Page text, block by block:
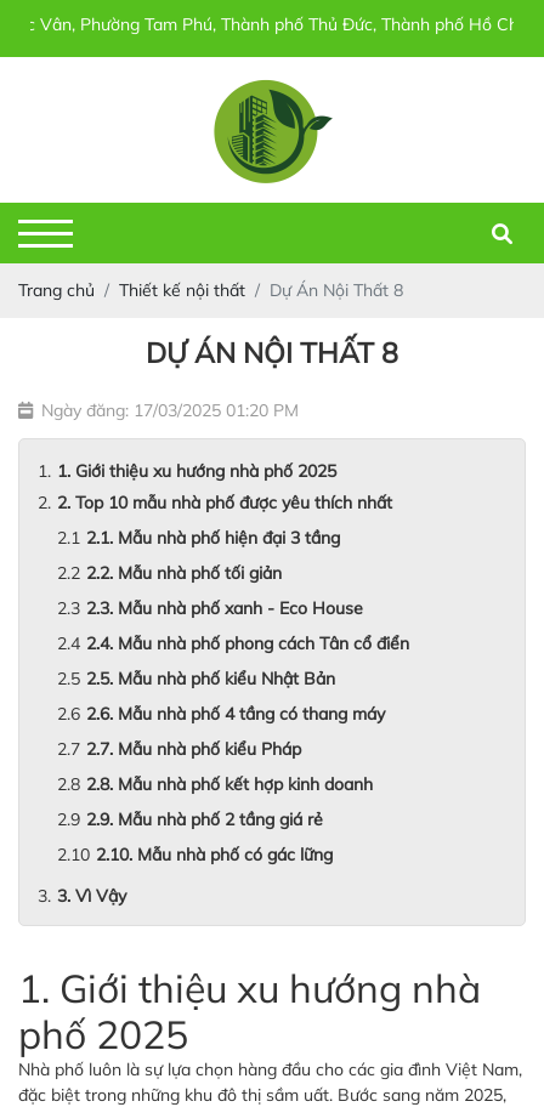
Tam Phú, Thành phố Thủ Đức, Thành phố Hồ Chí Minh
Trang chủ Thiết kế nội thất Dự Án Nội Thất 8
DỰ ÁN NỘI THẤT 8
Ngày đăng: 17/03/2025 01:20 PM
1. Giới thiệu xu hướng nhà phố 2025
2. Top 10 mẫu nhà phố được yêu thích nhất
2.1. Mẫu nhà phố hiện đại 3 tầng
2.2. Mẫu nhà phố tối giản
2.3. Mẫu nhà phố xanh - Eco House
2.4. Mẫu nhà phố phong cách Tân cổ điển
2.5. Mẫu nhà phố kiểu Nhật Bản
2.6. Mẫu nhà phố 4 tầng có thang máy
2.7. Mẫu nhà phố kiểu Pháp
2.8. Mẫu nhà phố kết hợp kinh doanh
2.9. Mẫu nhà phố 2 tầng giá rẻ
2.10. Mẫu nhà phố có gác lững
3. Vì Vậy
1. Giới thiệu xu hướng nhà
phố 2025
Nhà phố luôn là sự lựa chọn hàng đầu cho các gia đình Việt Nam,
đặc biệt trong những khu đô thị sầm uất. Bước sang năm 2025,